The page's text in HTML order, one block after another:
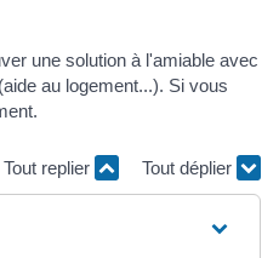
une solution à l'amiable avec
au logement...). Si vous
Tout replier Tout déplier